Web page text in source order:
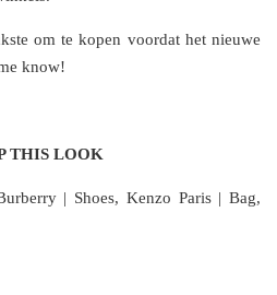
om te kopen voordat het nieuwe
know!
THIS LOOK
| Shoes, Kenzo Paris | Bag,